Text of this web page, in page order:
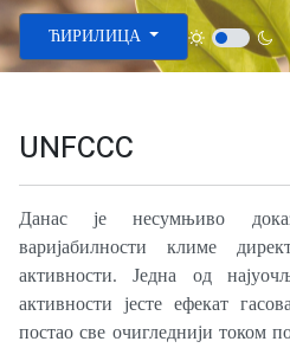
Изаберите ваш језик
ЋИРИЛИЦА
UNFCCC
Данас је несумњиво
варијабилности климе
активности. Једна од
активности јесте ефекат
постао све очигледнији током